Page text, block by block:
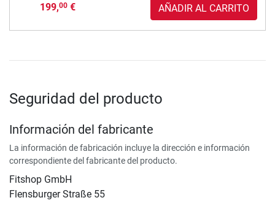
199,00€ AÑADIR AL CARRITO
Seguridad del producto
Información del fabricante
La información de fabricación incluye la dirección e información
correspondiente del fabricante del producto.
Fitshop GmbH
Flensburger Straße 55